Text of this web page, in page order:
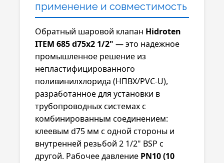
применение и совместимость
Обратный шаровой клапан Hidroten
ITEM 685 d75x2 1/2" — это надежное
промышленное решение из
непластифицированного
поливинилхлорида (НПВХ/PVC-U),
разработанное для установки в
трубопроводных системах с
комбинированным соединением:
клеевым d75 мм с одной стороны и
внутренней резьбой 2 1/2" BSP с
другой. Рабочее давление PN10 (10